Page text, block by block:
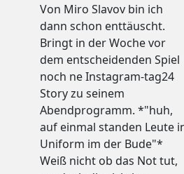
Von Miro Slavov bin ich
dann schon enttäuscht.
Bringt in der Woche vor
dem entscheidenden Spiel
noch ne Instagram-tag24
Story zu seinem
Abendprogramm. *"huh,
auf einmal standen Leute
Uniform im der Bude"*
Weiß nicht ob das Not tut,